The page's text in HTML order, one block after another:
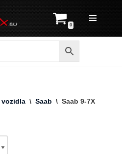
0
vozidla \ Saab \ Saab 9-7X